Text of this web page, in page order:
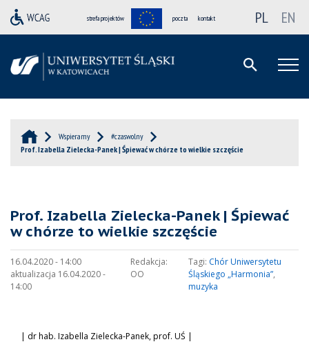
strefa projektów poczta kontakt PL EN
Wspieramy
#czaswolny
Prof. Izabella Zielecka-Panek | Śpiewać w chórze to wielkie szczęście
Prof. Izabella Zielecka-Panek | Śpiewać
w chórze to wielkie szczęście
16.04.2020 - 14:00
aktualizacja 16.04.2020 -
14:00
Redakcja:
OO
Tagi: Chór Uniwersytetu
Śląskiego „Harmonia”,
muzyka
| dr hab. Izabella Zielecka-Panek, prof. UŚ |